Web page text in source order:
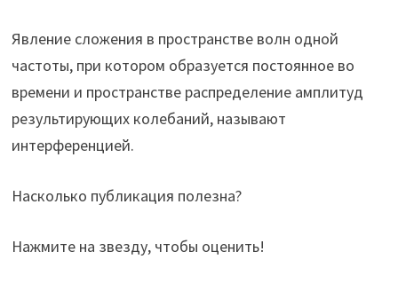
Явление сложения в пространстве волн одной
частоты, при котором образуется постоянное во
времени и пространстве распределение амплитуд
результирующих колебаний, называют
интерференцией.
Насколько публикация полезна?
Нажмите на звезду, чтобы оценить!